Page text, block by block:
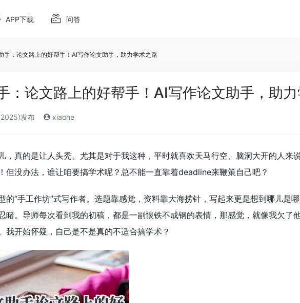
APP下载 问答
手：论文路上的好帮手！AI写作论文助手，助力学术之路
：论文路上的好帮手！AI写作论文助手，助
发布 xiaohe
，真的是让人头秃。尤其是对于我这种，平时就喜欢天马行空、脑洞大开的人来
但没办法，谁让咱要搞学术呢？总不能一直靠着deadline来鞭策自己吧？
的“手工作坊”式写作者。选题靠感觉，资料靠大海捞针，写起来更是想到哪儿是
睹。导师每次看到我的初稿，都是一副恨铁不成钢的表情，那感觉，就像我欠了
我开始怀疑，自己是不是真的不适合搞学术？